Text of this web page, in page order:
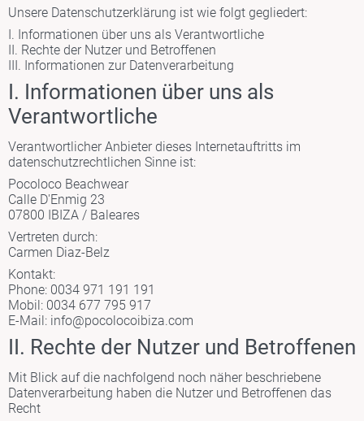
Unsere Datenschutzerklärung ist wie folgt gegliedert:
I. Informationen über uns als Verantwortliche
II. Rechte der Nutzer und Betroffenen
III. Informationen zur Datenverarbeitung
I. Informationen über uns als
Verantwortliche
Verantwortlicher Anbieter dieses Internetauftritts im
datenschutzrechtlichen Sinne ist:
Pocoloco Beachwear
Calle D'Enmig 23
07800 IBIZA / Baleares
Vertreten durch:
Carmen Diaz-Belz
Kontakt:
Phone: 0034 971 191 191
Mobil: 0034 677 795 917
E-Mail: info@pocolocoibiza.com
II. Rechte der Nutzer und Betroffenen
Mit Blick auf die nachfolgend noch näher beschriebene
Datenverarbeitung haben die Nutzer und Betroffenen das
Recht